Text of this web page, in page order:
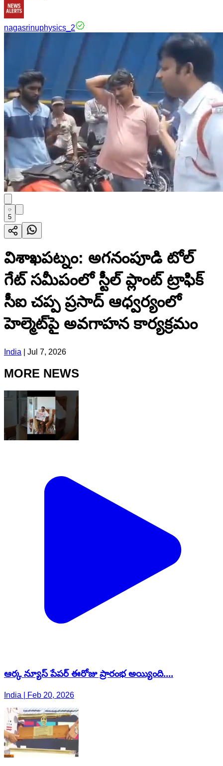
nagasrinuphysics_2
5
విశాఖపట్నం: అగనంపూడి టోల్
గేట్ సమీపంలో స్టీల్ ప్లాంట్ ట్రాఫిక్
సీఐ చప్ప ప్రసాద్ ఆధ్వర్యంలో
హెల్మెట్‌పై అవగాహన కార్యక్రమం
India Jul 7, 2026
MORE NEWS
ఆర్క న్యూస్ పేపర్ ఈరోజు ప్రారంభ అయ్యింది....
India | Feb 20, 2026